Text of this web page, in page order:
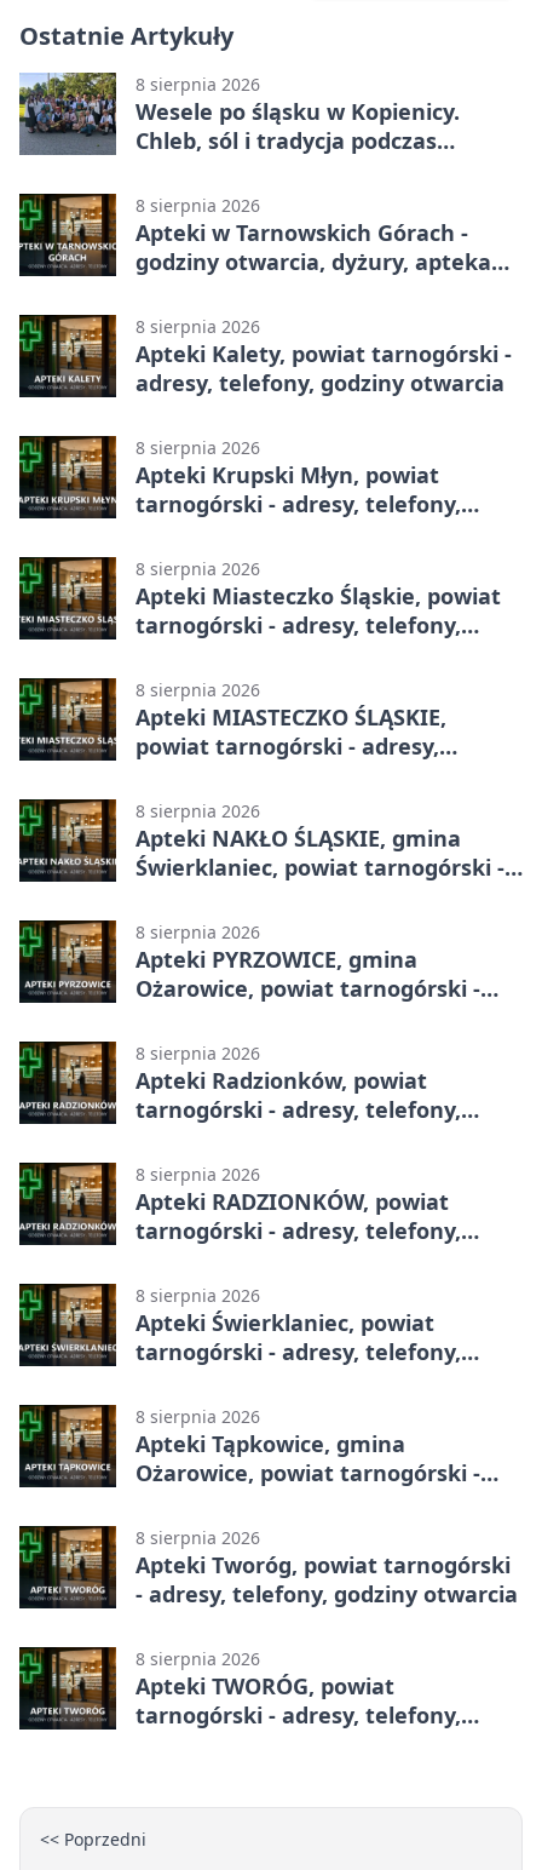
Ostatnie Artykuły
8 sierpnia 2026
Wesele po śląsku w Kopienicy.
Chleb, sól i tradycja podczas
8 sierpnia 2026
Apteki w Tarnowskich Górach -
godziny otwarcia, dyżury, apteka
8 sierpnia 2026
Apteki Kalety, powiat tarnogórski -
adresy, telefony, godziny otwarcia
8 sierpnia 2026
Apteki Krupski Młyn, powiat
tarnogórski - adresy, telefony,
8 sierpnia 2026
Apteki Miasteczko Śląskie, powiat
tarnogórski - adresy, telefony,
8 sierpnia 2026
Apteki MIASTECZKO ŚLĄSKIE,
powiat tarnogórski - adresy,
8 sierpnia 2026
Apteki NAKŁO ŚLĄSKIE, gmina
Świerklaniec, powiat tarnogórski -
8 sierpnia 2026
Apteki PYRZOWICE, gmina
Ożarowice, powiat tarnogórski -
8 sierpnia 2026
Apteki Radzionków, powiat
tarnogórski - adresy, telefony,
8 sierpnia 2026
Apteki RADZIONKÓW, powiat
tarnogórski - adresy, telefony,
8 sierpnia 2026
Apteki Świerklaniec, powiat
tarnogórski - adresy, telefony,
8 sierpnia 2026
Apteki Tąpkowice, gmina
Ożarowice, powiat tarnogórski -
8 sierpnia 2026
Apteki Tworóg, powiat tarnogórski
- adresy, telefony, godziny otwarcia
8 sierpnia 2026
Apteki TWORÓG, powiat
tarnogórski - adresy, telefony,
<< Poprzedni